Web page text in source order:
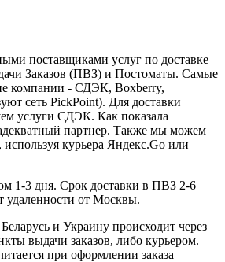
поставщиками услуг по доставке
Заказов (ПВЗ) и Постоматы. Самые
компании - СДЭК, Boxberry,
сеть PickPoint). Для доставки
услуги СДЭК. Как показала
партнер. Также мы можем
используя курьера Яндекс.Go или
1-3 дня. Срок доставки в ПВЗ 2-6
удаленности от Москвы.
и Украину происходит через
выдачи заказов, либо курьером.
при оформлении заказа